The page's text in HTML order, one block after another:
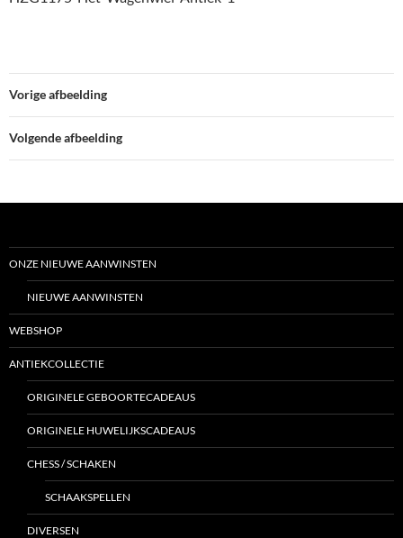
Vorige afbeelding
Volgende afbeelding
ONZE NIEUWE AANWINSTEN
NIEUWE AANWINSTEN
WEBSHOP
ANTIEKCOLLECTIE
ORIGINELE GEBOORTECADEAUS
ORIGINELE HUWELIJKSCADEAUS
CHESS / SCHAKEN
SCHAAKSPELLEN
DIVERSEN